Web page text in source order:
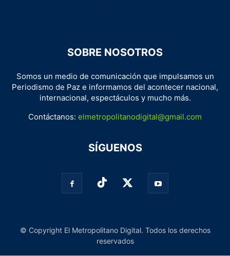
SOBRE NOSOTROS
Somos un medio de comunicación que impulsamos un
Periodismo de Paz e informamos del acontecer nacional,
internacional, espectáculos y mucho más.
Contáctanos: elmetropolitanodigital@gmail.com
SÍGUENOS
© Copyright El Metropolitano Digital. Todos los derechos
reservados